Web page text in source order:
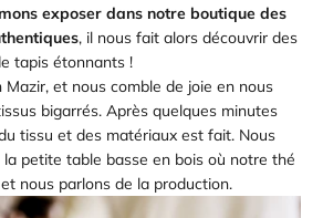
exposer dans notre boutique des
, il nous fait alors découvrir des
tapis étonnants !
et nous comble de joie en nous
bigarrés. Après quelques minutes
tissu et des matériaux est fait. Nous
petite table basse en bois où notre thé
nous parlons de la production.